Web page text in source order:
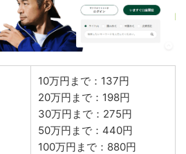
10万円まで：137円
20万円まで：198円
30万円まで：275円
50万円まで：440円
100万円まで：880円